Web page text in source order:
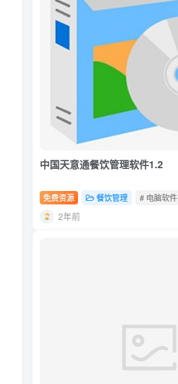
中国天意通餐饮管理软件1.2
免费资源 餐饮管理 # 电脑软件
2年前